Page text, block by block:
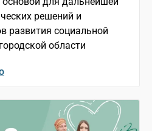
решений и
развития социальной
области